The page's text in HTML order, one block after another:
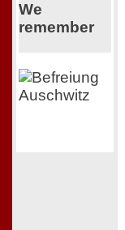
We
remember